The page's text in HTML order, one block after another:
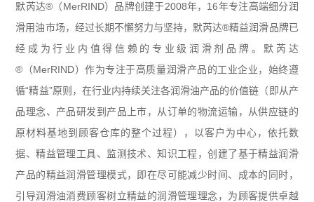
默芮达®（MerRIND）品牌创建于2008年，16年专注高端细分润
滑用油市场，经过长期不懈努力与坚持，默芮达®精益润滑品牌已
经成为行业内值得信赖的专业级润滑剂品牌。默芮达
®（MerRIND）作为专注于高质量润滑产品的工业企业，始终遵
循“精益”原则，在行业内持续关注各润滑油产品的价值链（即从产
品理念、产品研发到产品上市，从订单的物流运输，从供应链的
原材料基地到顾客仓库的整个过程），以客户为中心，依托数
据、精益管理工具、监测技术、知识工程，创建了基于精益润滑
产品的精益润滑管理模式，即在尽可能减少时间、成本的同时，
引导润滑油消费顾客树立精益的润滑管理理念，为顾客提供卓越